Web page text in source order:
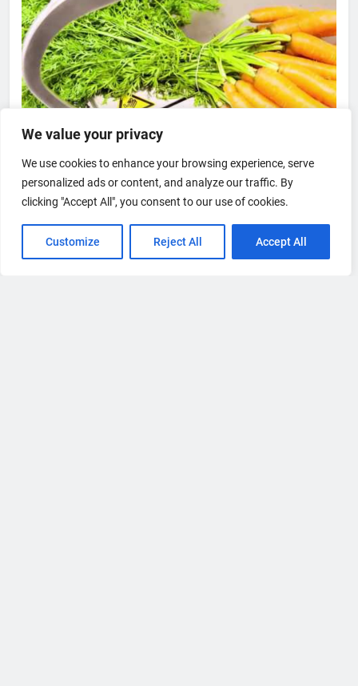
We value your privacy
We use cookies to enhance your browsing experience, serve
personalized ads or content, and analyze our traffic. By
clicking "Accept All", you consent to our use of cookies.
Customize Reject All Accept All